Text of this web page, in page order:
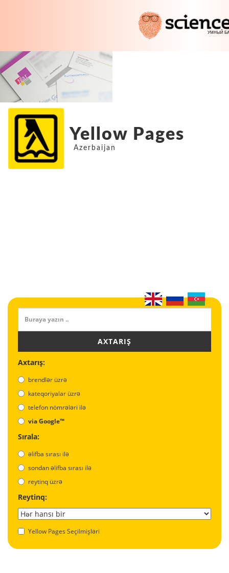
Yellow Pages
Azerbaijan
AXTARIŞ
Axtarış:
brendlər üzrə
kateqoriyalar üzrə
telefon nömrələri ilə
via Google™
Sırala:
əlifba sırası ilə
sondan əlifba sırası ilə
reytinq üzrə
Reytinq:
Yellow Pages Seçilmişləri